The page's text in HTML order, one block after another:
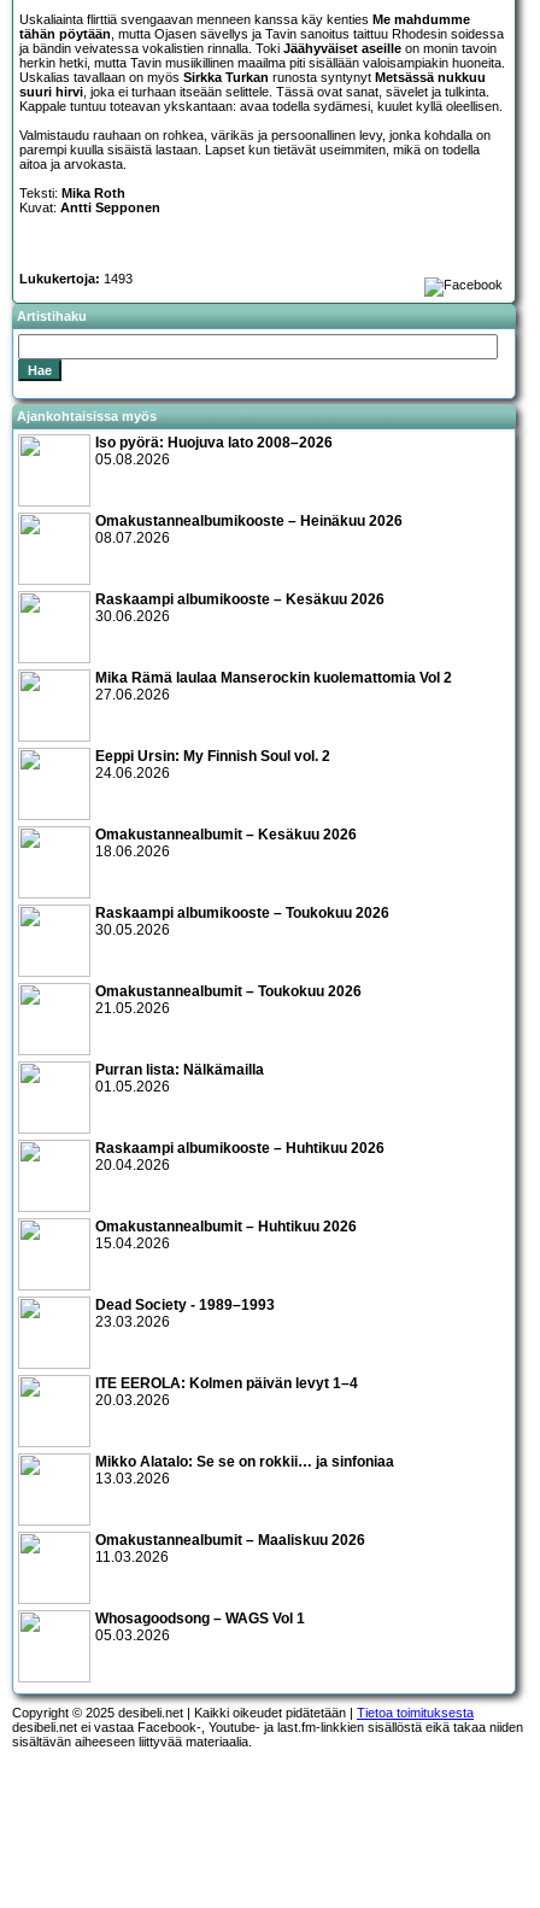
Uskaliainta flirttiä svengaavan menneen kanssa käy kenties Me mahdumme
tähän pöytään, mutta Ojasen sävellys ja Tavin sanoitus taittuu Rhodesin soidessa
ja bändin veivatessa vokalistien rinnalla. Toki Jäähyväiset aseille on monin tavoin
herkin hetki, mutta Tavin musiikillinen maailma piti sisällään valoisampiakin huoneita.
Uskalias tavallaan on myös Sirkka Turkan runosta syntynyt Metsässä nukkuu
suuri hirvi, joka ei turhaan itseään selittele. Tässä ovat sanat, sävelet ja tulkinta.
Kappale tuntuu toteavan ykskantaan: avaa todella sydämesi, kuulet kyllä oleellisen.
Valmistaudu rauhaan on rohkea, värikäs ja persoonallinen levy, jonka kohdalla on
parempi kuulla sisäistä lastaan. Lapset kun tietävät useimmiten, mikä on todella
aitoa ja arvokasta.
Teksti: Mika Roth
Kuvat: Antti Sepponen
Lukukertoja: 1493
Artistihaku
Ajankohtaisissa myös
Iso pyörä: Huojuva lato 2008–2026
05.08.2026
Omakustannealbumikooste – Heinäkuu 2026
08.07.2026
Raskaampi albumikooste – Kesäkuu 2026
30.06.2026
Mika Rämä laulaa Manserockin kuolemattomia Vol 2
27.06.2026
Eeppi Ursin: My Finnish Soul vol. 2
24.06.2026
Omakustannealbumit – Kesäkuu 2026
18.06.2026
Raskaampi albumikooste – Toukokuu 2026
30.05.2026
Omakustannealbumit – Toukokuu 2026
21.05.2026
Purran lista: Nälkämailla
01.05.2026
Raskaampi albumikooste – Huhtikuu 2026
20.04.2026
Omakustannealbumit – Huhtikuu 2026
15.04.2026
Dead Society - 1989–1993
23.03.2026
ITE EEROLA: Kolmen päivän levyt 1–4
20.03.2026
Mikko Alatalo: Se se on rokkii… ja sinfoniaa
13.03.2026
Omakustannealbumit – Maaliskuu 2026
11.03.2026
Whosagoodsong – WAGS Vol 1
05.03.2026
Copyright © 2025 desibeli.net | Kaikki oikeudet pidätetään | Tietoa toimituksesta
desibeli.net ei vastaa Facebook-, Youtube- ja last.fm-linkkien sisällöstä eikä takaa niiden
sisältävän aiheeseen liittyvää materiaalia.